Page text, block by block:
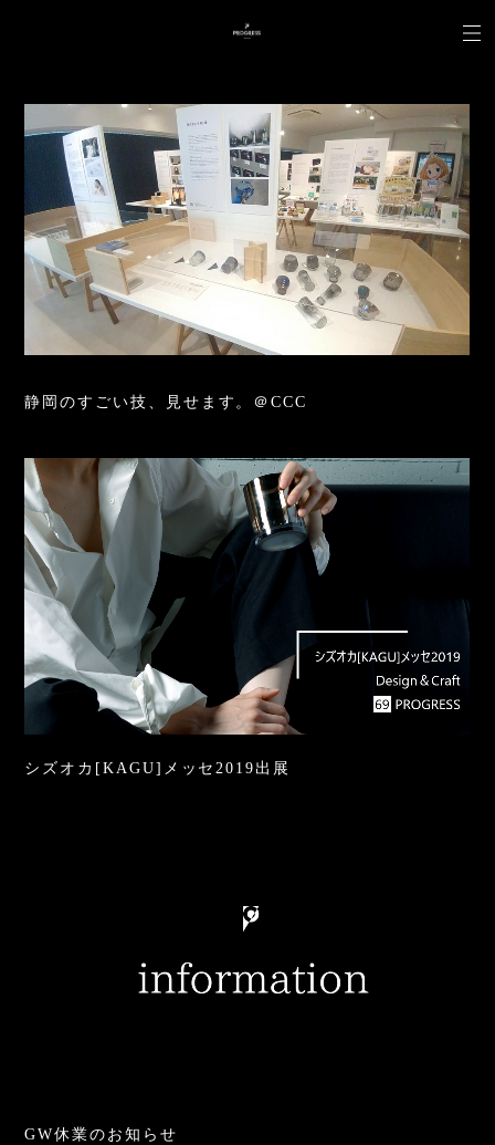
静岡のすごい技、見せます。＠CCC
シズオカ[KAGU]メッセ2019出展
GW休業のお知らせ